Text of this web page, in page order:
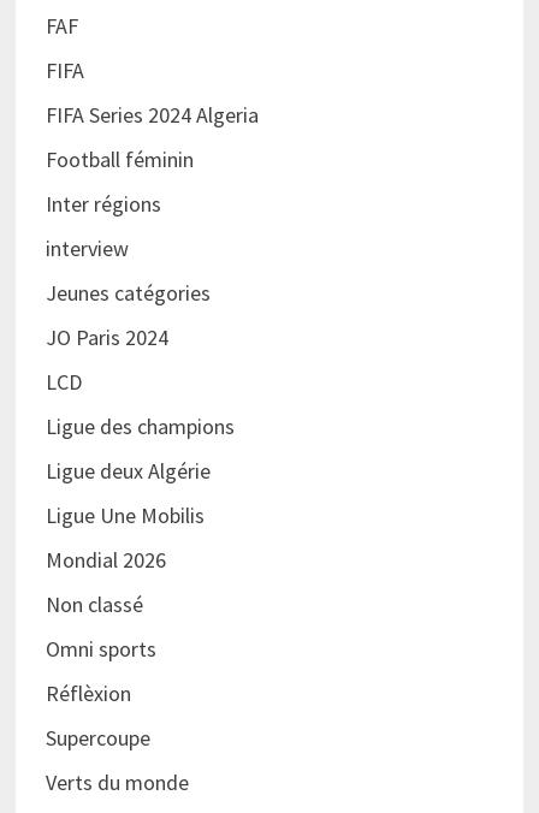
FAF
FIFA
FIFA Series 2024 Algeria
Football féminin
Inter régions
interview
Jeunes catégories
JO Paris 2024
LCD
Ligue des champions
Ligue deux Algérie
Ligue Une Mobilis
Mondial 2026
Non classé
Omni sports
Réflèxion
Supercoupe
Verts du monde